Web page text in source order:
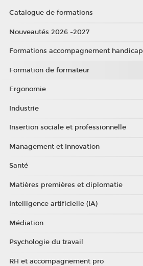
Catalogue de formations
Nouveautés 2026 -2027
Formations accompagnement handicap
Formation de formateur
Ergonomie
Industrie
Insertion sociale et professionnelle
Management et Innovation
Santé
Matières premières et diplomatie
Intelligence artificielle (IA)
Médiation
Psychologie du travail
RH et accompagnement pro